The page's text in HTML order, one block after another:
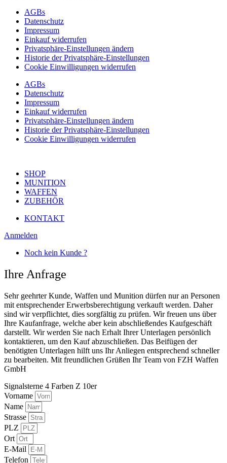
AGBs
Datenschutz
Impressum
Einkauf widerrufen
Privatsphäre-Einstellungen ändern
Historie der Privatsphäre-Einstellungen
Cookie Einwilligungen widerrufen
AGBs
Datenschutz
Impressum
Einkauf widerrufen
Privatsphäre-Einstellungen ändern
Historie der Privatsphäre-Einstellungen
Cookie Einwilligungen widerrufen
SHOP
MUNITION
WAFFEN
ZUBEHÖR
KONTAKT
Anmelden
Noch kein Kunde ?
Ihre Anfrage
Sehr geehrter Kunde, Waffen und Munition dürfen nur an Personen
mit entsprechender Erwerbsberechtigung verkauft werden. Daher
sind wir verpflichtet, dies sorgfältig zu prüfen. Wir freuen uns über
Ihre Kaufanfrage, welche aber kein abschließendes Kaufgeschäft
darstellt. Wir werden Sie nach Erhalt Ihrer Unterlagen persönlich
kontaktieren, um den Kauf abzuschließen. Das Beifügen der
benötigten Unterlagen hilft uns Ihr Anliegen entsprechend schneller
zu bearbeiten. Mit freundlichen Grüßen Ihr Team von FZH Waffen
GmbH
Signalsterne 4 Farben Z 10er
Vorname
Name
Strasse
PLZ
Ort
E-Mail
Telefon